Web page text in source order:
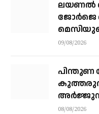
ലയണൽ
ജോർജെ
ശക്തി
09/08/2026
പിന്തുണ
08/08/2026